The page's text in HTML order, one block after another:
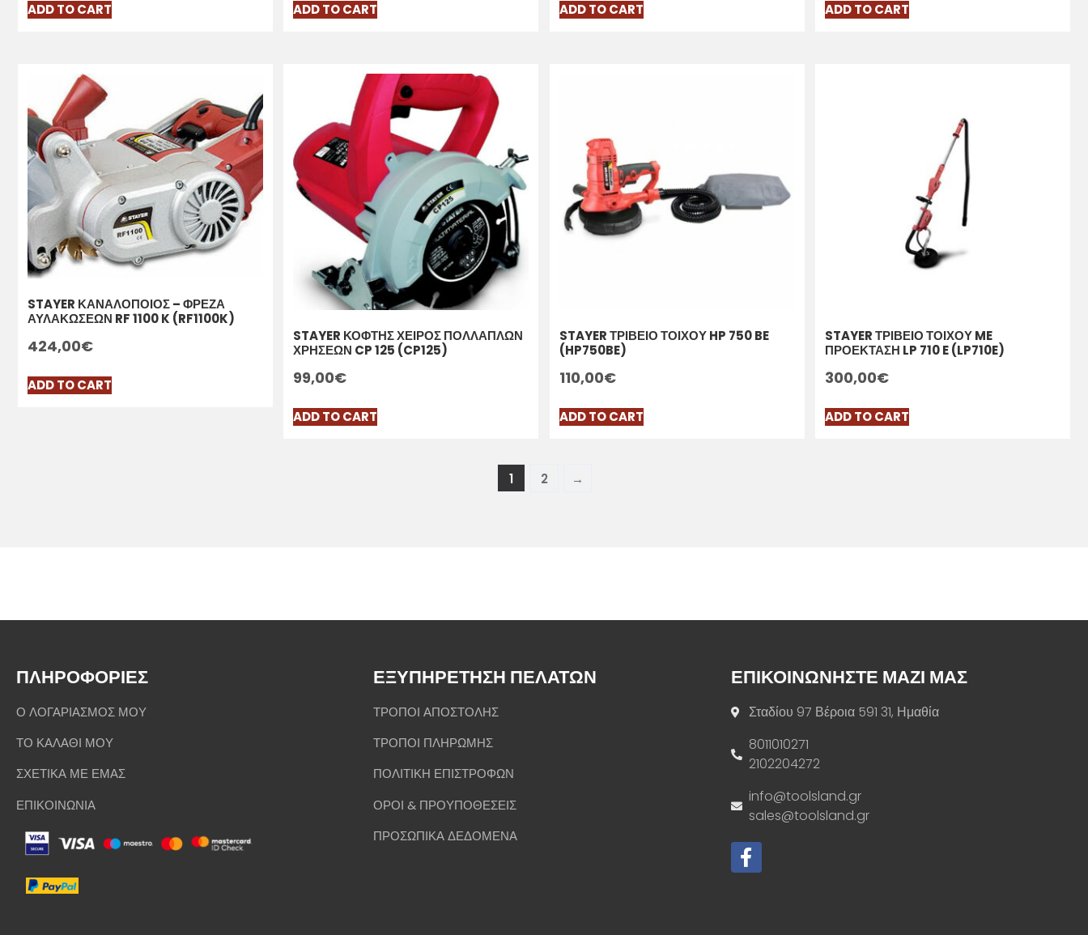
ADD TO CART ADD TO CART ADD TO CART ADD TO CART
STAYER ΚΑΝΑΛΟΠΟΙΟΣ – ΦΡΕΖΑ
ΑΥΛΑΚΩΣΕΩΝ RF 1100 K (RF1100K)
424,00€
ADD TO CART
STAYER ΚΟΦΤΗΣ ΧΕΙΡΟΣ ΠΟΛΛΑΠΛΩΝ
ΧΡΗΣΕΩΝ CP 125 (CP125)
99,00€
ADD TO CART
STAYER ΤΡΙΒΕΙΟ ΤΟΙΧΟΥ HP 750 BE
(HP750BE)
110,00€
ADD TO CART
STAYER ΤΡΙΒΕΙΟ ΤΟΙΧΟΥ ME
ΠΡΟΕΚΤΑΣΗ LP 710 E (LP710E)
300,00€
ADD TO CART
1 2 →
ΠΛΗΡΟΦΟΡΙΕΣ
Ο ΛΟΓΑΡΙΑΣΜΟΣ ΜΟΥ
ΤΟ ΚΑΛΑΘΙ ΜΟΥ
ΣΧΕΤΙΚΑ ΜΕ ΕΜΑΣ
ΕΠΙΚΟΙΝΩΝΙΑ
ΕΞΥΠΗΡΕΤΗΣΗ ΠΕΛΑΤΩΝ
ΤΡΟΠΟΙ ΑΠΟΣΤΟΛΗΣ
ΤΡΟΠΟΙ ΠΛΗΡΩΜΗΣ
ΠΟΛΙΤΙΚΗ ΕΠΙΣΤΡΟΦΩΝ
ΟΡΟΙ & ΠΡΟΥΠΟΘΕΣΕΙΣ
ΠΡΟΣΩΠΙΚΑ ΔΕΔΟΜΕΝΑ
ΕΠΙΚΟΙΝΩΝΗΣΤΕ ΜΑΖΙ ΜΑΣ
Σταδίου 97 Βέροια 591 31, Ημαθία
8011010271
2102204272
info@toolsland.gr
sales@toolsland.gr